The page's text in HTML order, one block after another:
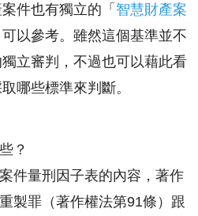
件也有獨立的「 智慧財產案
可以參考。雖然這個基準並不
立審判，不過也可以藉此看
哪些標準來判斷。
？
件量刑因子表的內容，著作
製罪（著作權法第91條）跟